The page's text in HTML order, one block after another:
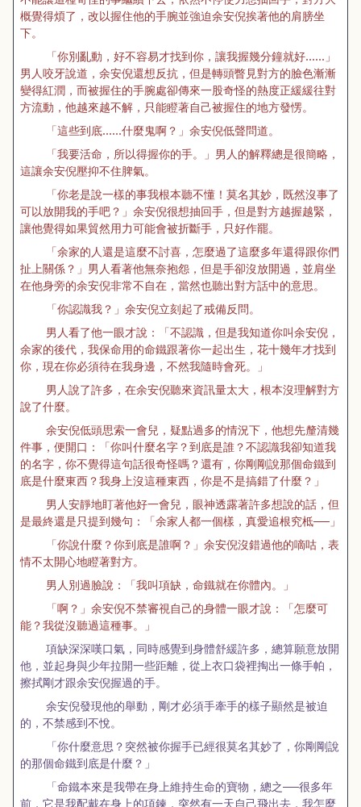
概覺得煩了，改以握住他的手腕並強迫余安倪挨著他的肩膀坐
下。
「你別亂動，好不容易才找到你，讓我握幾分鐘就好……」
男人咬牙說道，余安倪還想反抗，但是轉頭瞥見對方的臉色漸漸
變得紅潤，而被握住的手腕處卻傳來一股奇怪的熱度正緩緩往對
方流動，他越來越不解，只能瞪著自己被握住的地方發愣。
「這些到底……什麼鬼啊？」余安倪低聲問道。
「我要活命，所以得握你的手。」男人的解釋總是很簡略，
這讓余安倪壓抑不住脾氣。
「你老是說一樣的事我根本聽不懂！莫名其妙，既然沒事了
可以放開我的手吧？」余安倪很想抽回手，但是對方越握越緊，
讓他覺得如果貿然用力可能會被折斷手，只好作罷。
「余家的人還是這麼不討喜，怎麼過了這麼多年還得跟你們
扯上關係？」男人看著他無奈抱怨，但是手卻沒放開過，並肩坐
在他身旁的余安倪非常不自在，當然也聽出對方話中的意思。
「你認識我？」余安倪立刻起了戒備反問。
男人看了他一眼才說：「不認識，但是我知道你叫余安倪，
余家的後代，我保命用的命鐵跟著你一起出生，花十幾年才找到
你，現在你必須待在我身邊，不然我隨時會死。」
男人說了許多，在余安倪聽來資訊量太大，根本沒理解對方
說了什麼。
余安倪低頭思索一會兒，疑點過多的情況下，他想先釐清幾
件事，便開口：「你叫什麼名字？到底是誰？不認識我卻知道我
的名字，你不覺得這句話很奇怪嗎？還有，你剛剛說那個命鐵到
底是什麼東西？我身上沒這種東西，你是不是搞錯了什麼？」
男人安靜地盯著他好一會兒，眼神透露著許多想說的話，但
是最終還是只提到幾句：「余家人都一個樣，真愛追根究柢──」
「你說什麼？你到底是誰啊？」余安倪沒錯過他的嘀咕，表
情不太開心地瞪著對方。
男人別過臉說：「我叫項缺，命鐵就在你體內。」
「啊？」余安倪不禁審視自己的身體一眼才說：「怎麼可
能？我從沒聽過這種事。」
項缺深深嘆口氣，同時感覺到身體舒緩許多，總算願意放開
他，並起身與少年拉開一些距離，從上衣口袋裡掏出一條手帕，
擦拭剛才跟余安倪握過的手。
余安倪發現他的舉動，剛才必須手牽手的樣子顯然是被迫
的，不禁感到不悅。
「你什麼意思？突然被你握手已經很莫名其妙了，你剛剛說
的那個命鐵到底是什麼？」
「命鐵本來是我帶在身上維持生命的寶物，總之──很多年
前，它是我配戴在身上的項鍊，突然有一天自己飛出去，我怎麼